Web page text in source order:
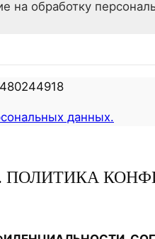
на обработку
данных.
ПОЛИТИКА